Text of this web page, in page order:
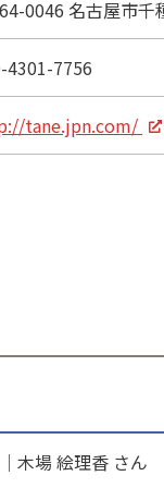
0046 名古屋市千
4301-7756
tane.jpn.com/
│木場 絵理香 さん